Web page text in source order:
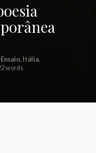
Ensaio, Itália,
words